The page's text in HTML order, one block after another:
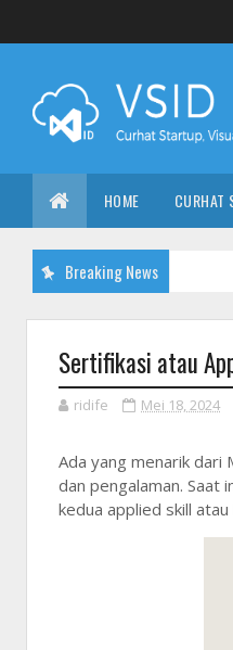
HOME CURHAT
Breaking News
Sertifikasi atau
ridife Mei 18, 2024
Ada yang menarik dari
dan pengalaman. Saat
kedua applied skill